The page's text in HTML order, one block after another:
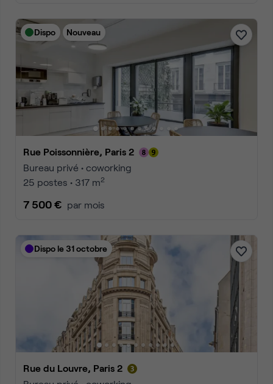
Dispo Nouveau
Rue Poissonnière, Paris 2
Bureau privé • coworking
25 postes • 317 m2
7 500 € par mois
Dispo le 31 octobre
Rue du Louvre, Paris 2